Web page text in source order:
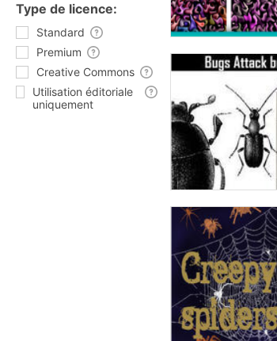
Type de licence:
Standard
Premium
Creative Commons
Utilisation éditoriale
uniquement